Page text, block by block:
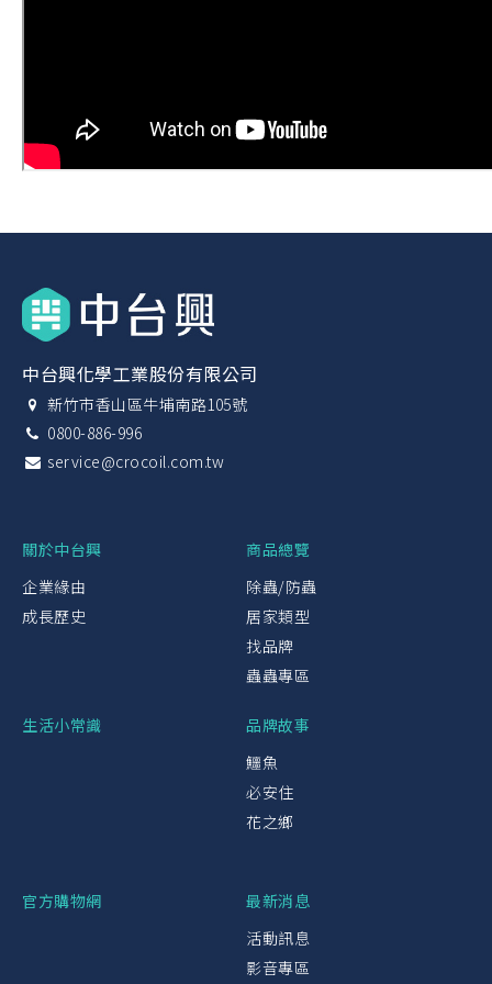
中台興化學工業股份有限公司
新竹市香山區牛埔南路105號
0800-886-996
service@crocoil.com.tw
關於中台興
企業緣由
成長歷史
商品總覽
除蟲/防蟲
居家類型
找品牌
蟲蟲專區
生活小常識
品牌故事
鱷魚
必安住
花之鄉
官方購物網
最新消息
活動訊息
影音專區